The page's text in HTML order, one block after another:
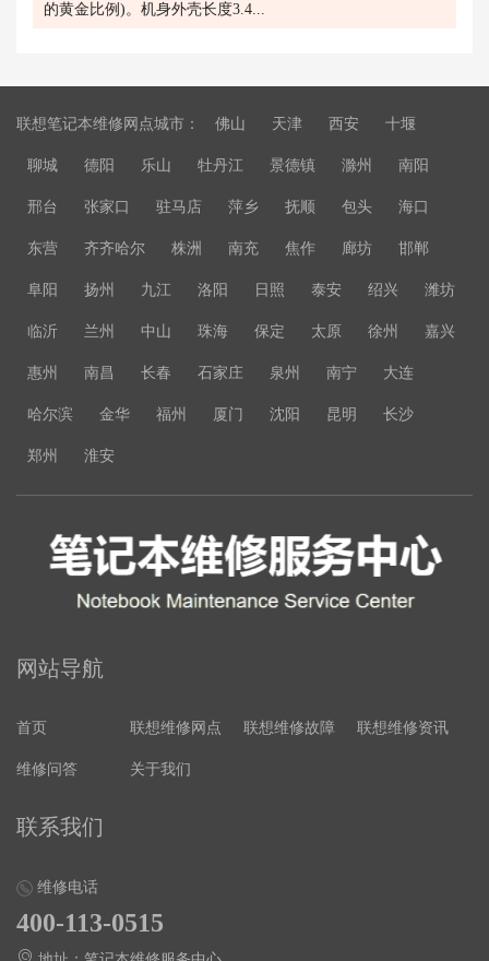
的黄金比例)。机身外壳长度3.4...
联想笔记本维修网点城市： 佛山 天津 西安 十堰
聊城 德阳 乐山 牡丹江 景德镇 滁州 南阳
邢台 张家口 驻马店 萍乡 抚顺 包头 海口
东营 齐齐哈尔 株洲 南充 焦作 廊坊 邯郸
阜阳 扬州 九江 洛阳 日照 泰安 绍兴 潍坊
临沂 兰州 中山 珠海 保定 太原 徐州 嘉兴
惠州 南昌 长春 石家庄 泉州 南宁 大连
哈尔滨 金华 福州 厦门 沈阳 昆明 长沙
郑州 淮安
网站导航
首页 联想维修网点 联想维修故障 联想维修资讯
维修问答 关于我们
联系我们
维修电话
400-113-0515